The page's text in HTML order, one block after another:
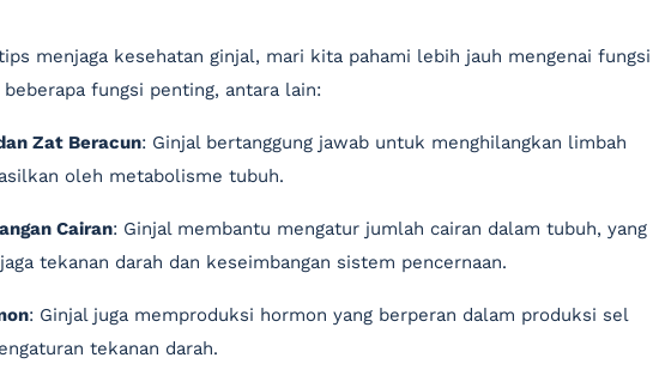
menjaga kesehatan ginjal, mari kita pahami lebih jauh mengenai fungsi
fungsi penting, antara lain:
Zat Beracun: Ginjal bertanggung jawab untuk menghilangkan limbah
oleh metabolisme tubuh.
Cairan: Ginjal membantu mengatur jumlah cairan dalam tubuh, yang
tekanan darah dan keseimbangan sistem pencernaan.
: Ginjal juga memproduksi hormon yang berperan dalam produksi sel
tekanan darah.